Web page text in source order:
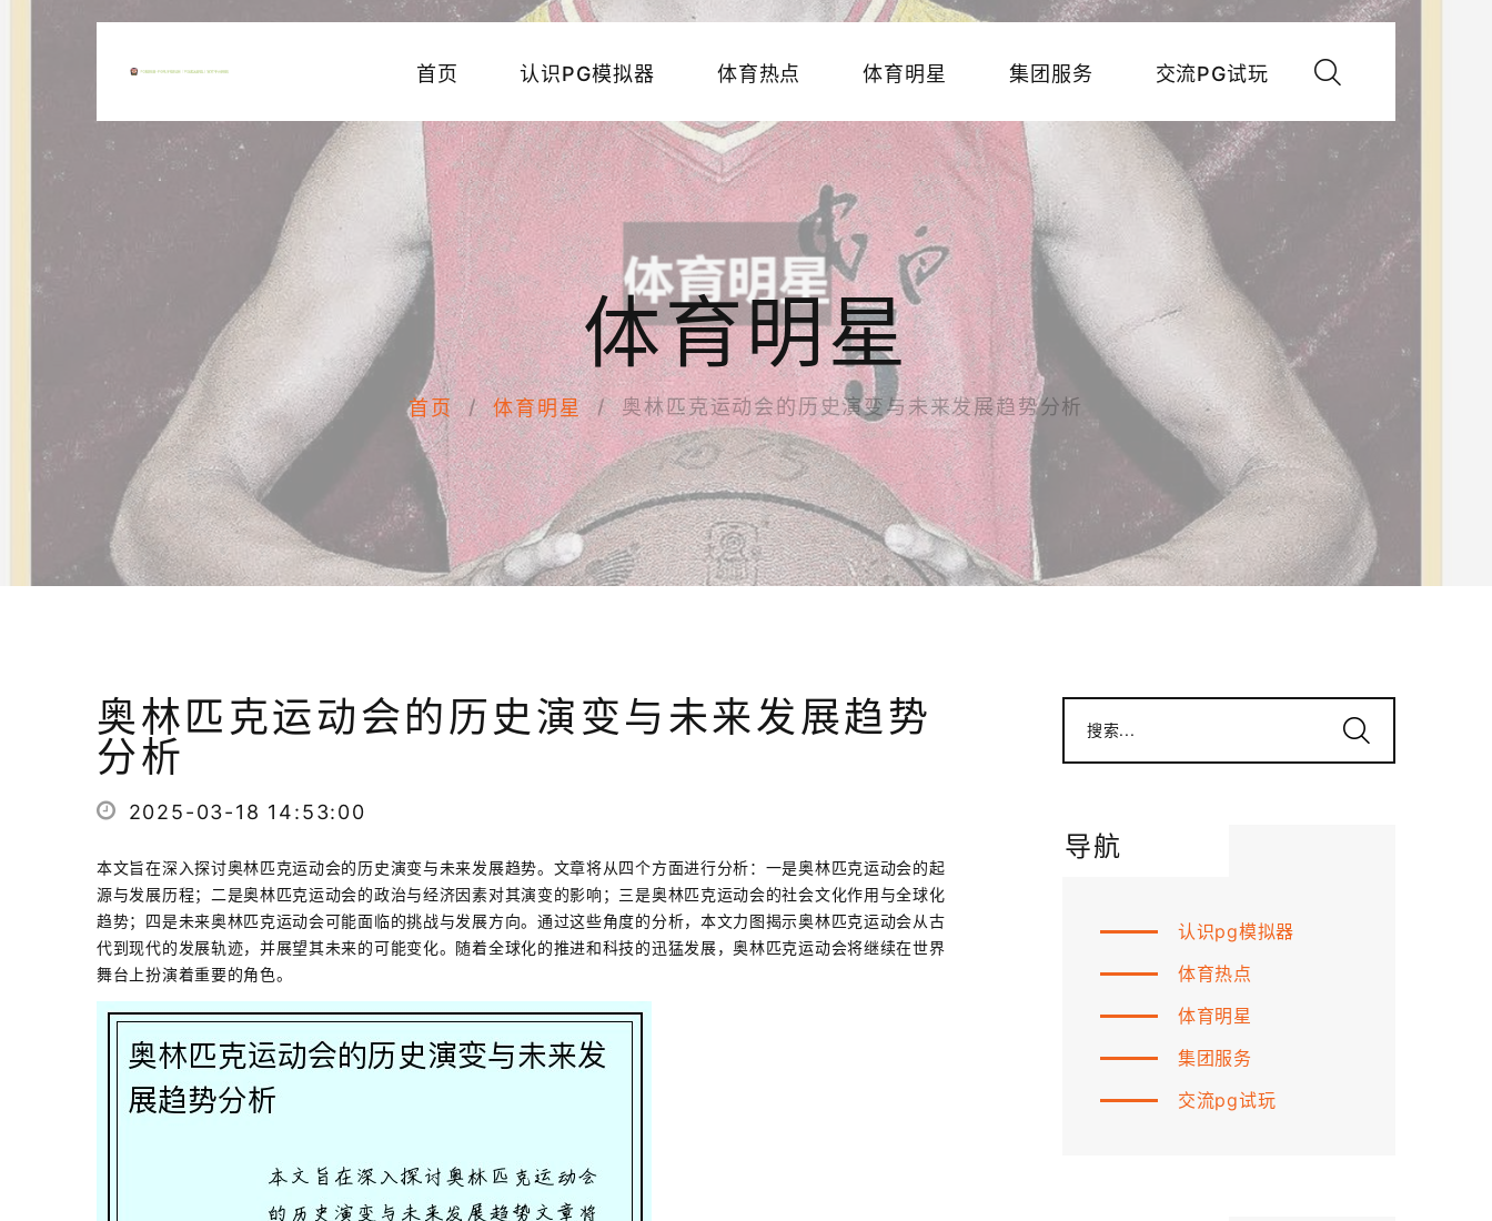
首页 认识PG模拟器 体育热点 体育明星 集团服务 交流PG试玩
体育明星
首页 体育明星 奥林匹克运动会的历史演变与未来发展趋势分析
奥林匹克运动会的历史演变与未来发展趋势
分析
2025-03-18 14:53:00
本文旨在深入探讨奥林匹克运动会的历史演变与未来发展趋势。文章将从四个方面进行分析：一是奥林匹克运动会的起
源与发展历程；二是奥林匹克运动会的政治与经济因素对其演变的影响；三是奥林匹克运动会的社会文化作用与全球化
趋势；四是未来奥林匹克运动会可能面临的挑战与发展方向。通过这些角度的分析，本文力图揭示奥林匹克运动会从古
代到现代的发展轨迹，并展望其未来的可能变化。随着全球化的推进和科技的迅猛发展，奥林匹克运动会将继续在世界
舞台上扮演着重要的角色。
搜索...
导航
认识pg模拟器
体育热点
体育明星
集团服务
交流pg试玩